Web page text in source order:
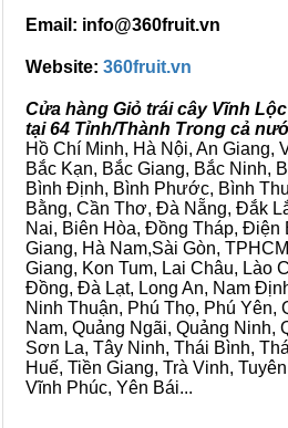
Email: info@360fruit.vn
Website: 360fruit.vn
Cửa hàng Giỏ trái cây Vĩnh
tại 64 Tỉnh/Thành Trong cả
Hồ Chí Minh, Hà Nội, An Giang,
Bắc Kạn, Bắc Giang, Bắc Ninh,
Bình Định, Bình Phước, Bình
Bằng, Cần Thơ, Đà Nẵng, Đắk
Nai, Biên Hòa, Đồng Tháp, Điện
Giang, Hà Nam,Sài Gòn,
Giang, Kon Tum, Lai Châu, Lào
Đồng, Đà Lạt, Long An, Nam
Ninh Thuận, Phú Thọ, Phú Yên,
Nam, Quảng Ngãi, Quảng Ninh,
Sơn La, Tây Ninh, Thái Bình,
Huế, Tiền Giang, Trà Vinh,
Vĩnh Phúc, Yên Bái...